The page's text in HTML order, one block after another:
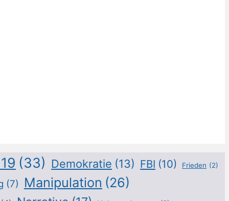
(33) Demokratie (13) FBI (10) Frieden (2)
(7) Manipulation (26)